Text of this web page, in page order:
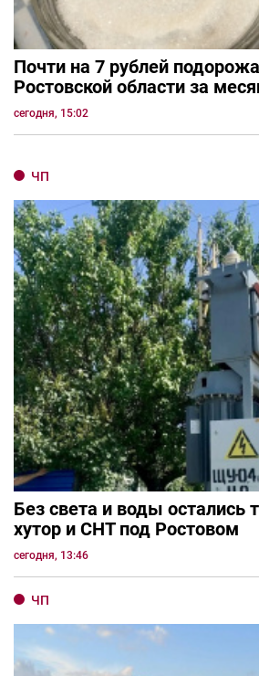
Почти на 7 рублей
Ростовской области за
сегодня, 15:02
ЧП
Без света и воды остались
хутор и СНТ под Ростовом
сегодня, 13:46
ЧП